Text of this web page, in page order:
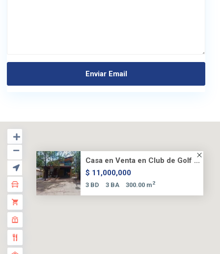
Casa en Venta en Club de Golf ...
$ 11,000,000
3 BD 3 BA 300.00 m2